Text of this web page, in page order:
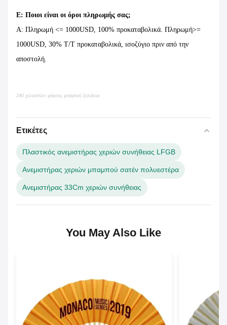
Ε: Ποιοι είναι οι όροι πληρωμής σας;
Α: Πληρωμή <= 1000USD, 100% προκαταβολικά. Πληρωμή>=
1000USD, 30% T/T προκαταβολικά, ισοζύγιο πριν από την
αποστολή.
240 χιλιοστών μήκους μπαμπού ξυλάκια
Ετικέτες
Πλαστικός ανεμιστήρας χεριών συνήθειας LFGB
Ανεμιστήρας χεριών μπαμπού σατέν πολυεστέρα
Ανεμιστήρας 33Cm χεριών συνήθειας
You May Also Like